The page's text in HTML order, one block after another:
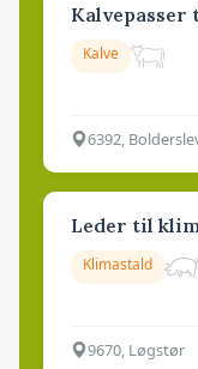
Kalvepasser
Kalve
6392,
Leder til
Klimastald
9670, Løgstør